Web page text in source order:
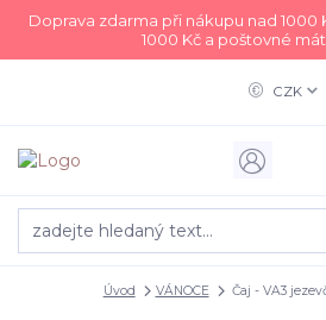
Doprava zdarma při nákupu nad 1000
1000 Kč a poštovné
CZK
Úvod VÁNOCE Čaj - VA3